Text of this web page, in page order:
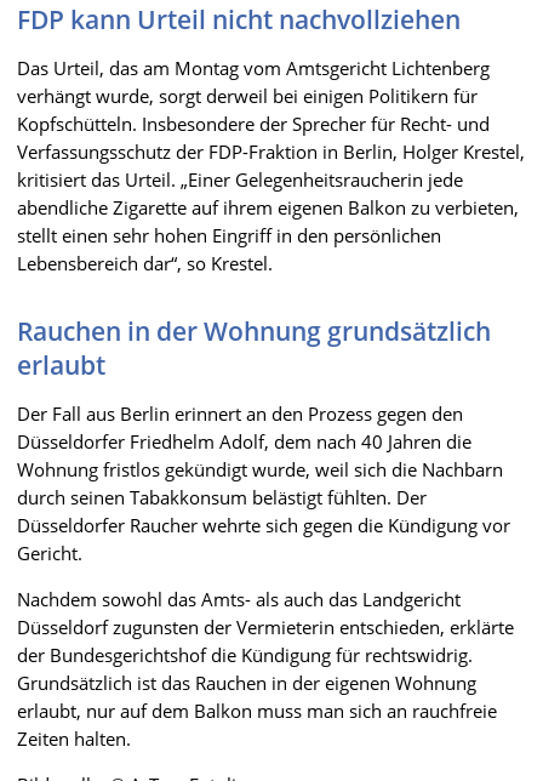
FDP kann Urteil nicht nachvollziehen
Das Urteil, das am Montag vom Amtsgericht Lichtenberg
verhängt wurde, sorgt derweil bei einigen Politikern für
Kopfschütteln. Insbesondere der Sprecher für Recht- und
Verfassungsschutz der FDP-Fraktion in Berlin, Holger Krestel,
kritisiert das Urteil. „Einer Gelegenheitsraucherin jede
abendliche Zigarette auf ihrem eigenen Balkon zu verbieten,
stellt einen sehr hohen Eingriff in den persönlichen
Lebensbereich dar“, so Krestel.
Rauchen in der Wohnung grundsätzlich
erlaubt
Der Fall aus Berlin erinnert an den Prozess gegen den
Düsseldorfer Friedhelm Adolf, dem nach 40 Jahren die
Wohnung fristlos gekündigt wurde, weil sich die Nachbarn
durch seinen Tabakkonsum belästigt fühlten. Der
Düsseldorfer Raucher wehrte sich gegen die Kündigung vor
Gericht.
Nachdem sowohl das Amts- als auch das Landgericht
Düsseldorf zugunsten der Vermieterin entschieden, erklärte
der Bundesgerichtshof die Kündigung für rechtswidrig.
Grundsätzlich ist das Rauchen in der eigenen Wohnung
erlaubt, nur auf dem Balkon muss man sich an rauchfreie
Zeiten halten.